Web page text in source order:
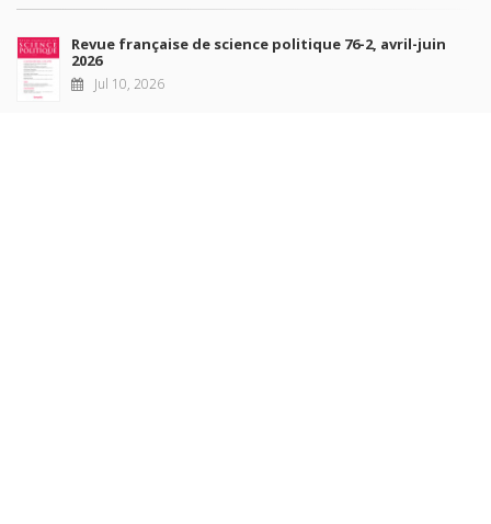
Revue française de science politique 76-2, avril-juin
2026
Jul 10, 2026